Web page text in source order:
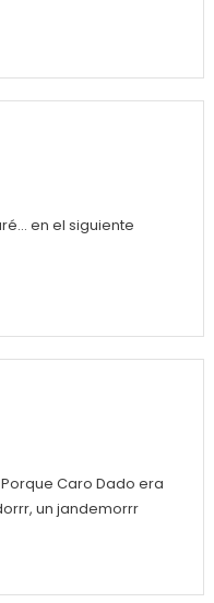
en el siguiente
Caro Dado era
un jandemorrr